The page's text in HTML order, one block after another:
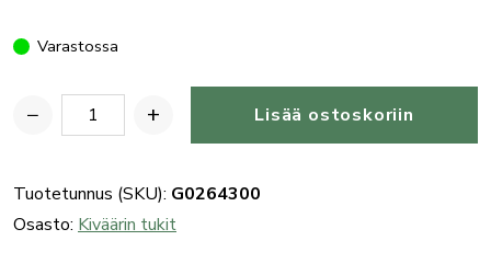
Varastossa
−
Benelli
hihnalenkin
kiinnike,
+ Lisää ostoskoriin
Tuotetunnus (SKU): G0264300
Osasto: Kiväärin tukit